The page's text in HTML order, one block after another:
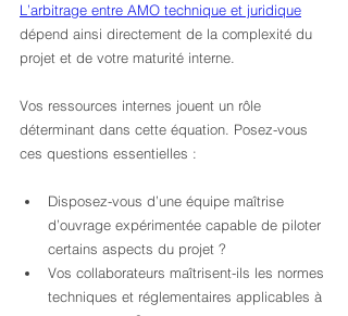
L’arbitrage entre AMO technique et juridique
dépend ainsi directement de la complexité du
projet et de votre maturité interne.
Vos ressources internes jouent un rôle
déterminant dans cette équation. Posez-vous
ces questions essentielles :
Disposez-vous d’une équipe maîtrise
d’ouvrage expérimentée capable de piloter
certains aspects du projet ?
Vos collaborateurs maîtrisent-ils les normes
techniques et réglementaires applicables à